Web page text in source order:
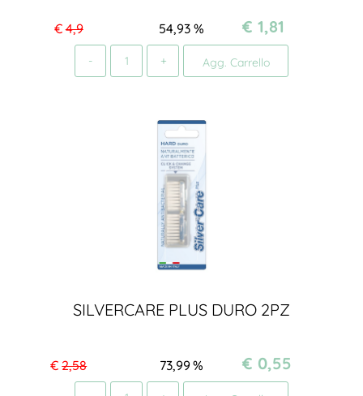
€4,9 %
54,93 € 1,81
Agg. Carrello
SILVERCARE PLUS DURO 2PZ
€ 2,58 %
73,99 € 0,55